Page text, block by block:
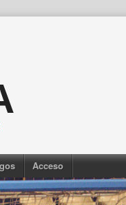
Acceso